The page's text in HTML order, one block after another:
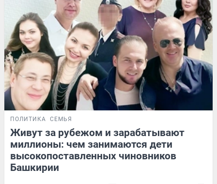
ПОЛИТИКА СЕМЬЯ
Живут за рубежом и зарабатывают
миллионы: чем занимаются дети
высокопоставленных чиновников
Башкирии